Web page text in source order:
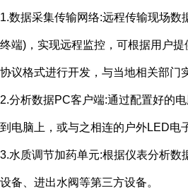
1.数据采集传输网络:远程传输现场数
终端) ，实现远程监控，可根据用户
协议格式进行开发，与当地相关部门
2.分析数据PC客户端:通过配置好的
到电脑上，或与之相连的户外LED电
3.水质调节加药单元:根据仪表分析数
设备、进出水阀等第三方设备。